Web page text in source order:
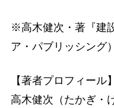
※高木健次・著『建
ア・パブリッシング
【著者プロフィール】
高木健次（たかぎ・